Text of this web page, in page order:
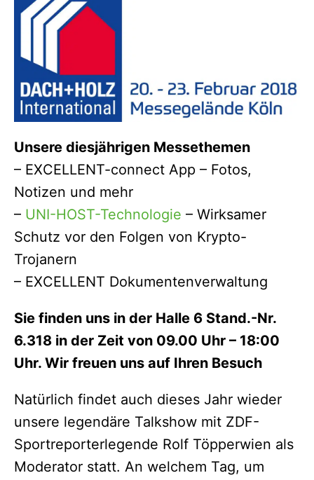
Unsere diesjährigen Messethemen
– EXCELLENT-connect App – Fotos,
Notizen und mehr
– UNI-HOST-Technologie – Wirksamer
Schutz vor den Folgen von Krypto-
Trojanern
– EXCELLENT Dokumentenverwaltung
Sie finden uns in der Halle 6 Stand.-Nr.
6.318 in der Zeit von 09.00 Uhr – 18:00
Uhr. Wir freuen uns auf Ihren Besuch
Natürlich findet auch dieses Jahr wieder
unsere legendäre Talkshow mit ZDF-
Sportreporterlegende Rolf Töpperwien als
Moderator statt. An welchem Tag, um